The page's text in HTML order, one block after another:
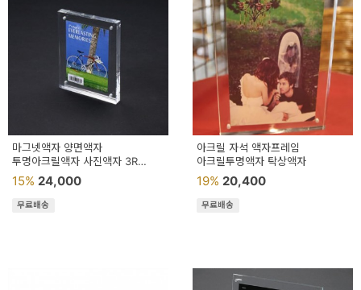
기
획
전
마그넷액자 양면액자
투명아크릴액자 사진액자 3R
89x127
15% 24,000
무료배송
아크릴 자석 액자프레임
아크릴투명액자 탁상액자
19% 20,400
무료배송